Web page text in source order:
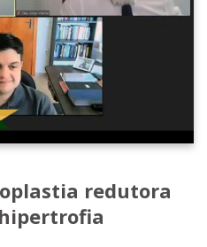
redutora